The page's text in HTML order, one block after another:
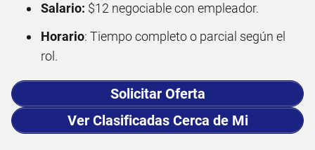
Salario: $12 negociable con empleador.
Horario: Tiempo completo o parcial según el
rol.
Solicitar Oferta
Ver Clasificadas Cerca de Mi